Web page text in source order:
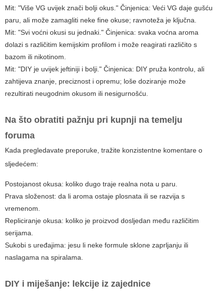
Mit: "Više VG uvijek znači bolji okus." Činjenica: Veći VG daje gušću
paru, ali može zamagliti neke fine okuse; ravnoteža je ključna.
Mit: "Svi voćni okusi su jednaki." Činjenica: svaka voćna aroma
dolazi s različitim kemijskim profilom i može reagirati različito s
bazom ili nikotinom.
Mit: "DIY je uvijek jeftiniji i bolji." Činjenica: DIY pruža kontrolu, ali
zahtijeva znanje, preciznost i opremu; loše doziranje može
rezultirati neugodnim okusom ili nesigurnošću.
Na što obratiti pažnju pri kupnji na temelju
foruma
Kada pregledavate preporuke, tražite konzistentne komentare o
sljedećem:
Postojanost okusa: koliko dugo traje realna nota u paru.
Prava složenost: da li aroma ostaje plosnata ili se razvija s
vremenom.
Repliciranje okusa: koliko je proizvod dosljedan među različitim
serijama.
Sukobi s uređajima: jesu li neke formule sklone zaprljanju ili
naslagama na spiralama.
DIY i miješanje: lekcije iz zajednice